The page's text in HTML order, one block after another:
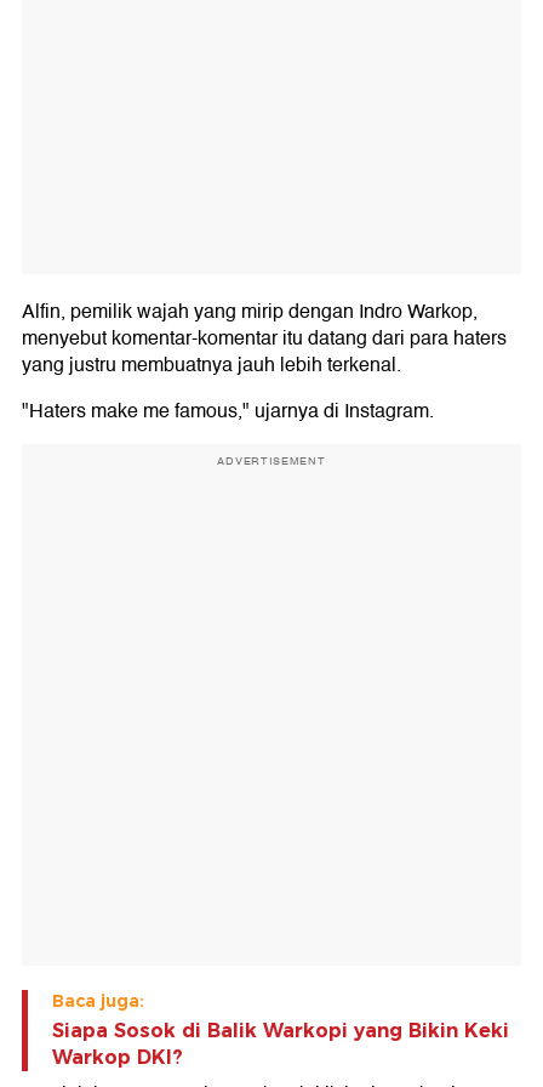
Alfin, pemilik wajah yang mirip dengan Indro Warkop,
menyebut komentar-komentar itu datang dari para haters
yang justru membuatnya jauh lebih terkenal.
"Haters make me famous," ujarnya di Instagram.
ADVERTISEMENT
Baca juga:
Siapa Sosok di Balik Warkopi yang Bikin Keki
Warkop DKI?